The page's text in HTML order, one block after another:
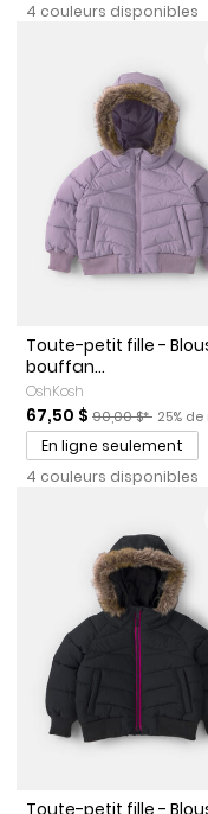
4 couleurs disponibles
Toute-petit fille -
bouffan...
OshKosh
Prix de solde
67,50 $ Prix ​​de détail
90,00 $* 25%
En ligne seulement
4 couleurs disponibles